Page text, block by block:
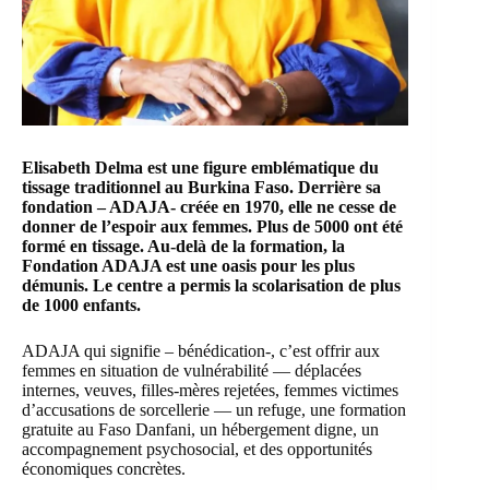
Elisabeth Delma est une figure emblématique du
tissage traditionnel au Burkina Faso. Derrière sa
fondation –ADAJA- créée en 1970, elle ne cesse de
donner de l’espoir aux femmes. Plus de 5000 ont été
formé en tissage. Au-delà de la formation, la
Fondation ADAJA est une oasis pour les plus
démunis. Le centre a permis la scolarisation de plus
de 1000 enfants.
ADAJA qui signifie – bénédication-, c’est offrir aux
femmes en situation de vulnérabilité — déplacées
internes, veuves, filles-mères rejetées, femmes victimes
d’accusations de sorcellerie — un refuge, une formation
gratuite au Faso Danfani, un hébergement digne, un
accompagnement psychosocial, et des opportunités
économiques concrètes.